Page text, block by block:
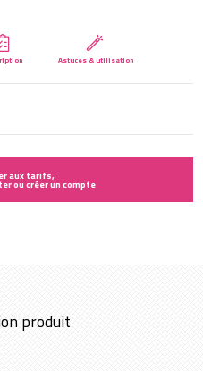
Astuces & utilisation
aux tarifs,
ou créer un compte
produit